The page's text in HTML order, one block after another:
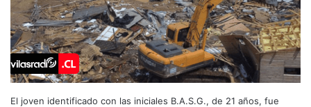
El joven identificado con las iniciales B.A.S.G., de 21 años, fue